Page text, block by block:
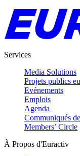
Services
Media Solutions
Projets publics
Evénements
Emplois
Agenda
Communiqués
Members’ Circle
À Propos d'Euractiv